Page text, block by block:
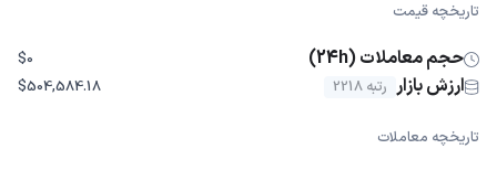
تاریخچه قیمت
حجم معاملات (24h) $0
ارزش بازار رتبه 2218 $504,584.18
تاریخچه معاملات